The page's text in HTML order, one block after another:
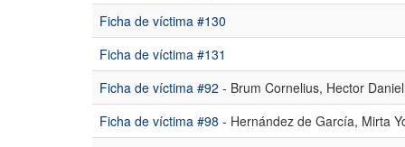
Ficha de víctima #130
Ficha de víctima #131
Ficha de víctima #92 - Brum Cornelius, Hector Daniel
Ficha de víctima #98 - Hernández de García, Mirta